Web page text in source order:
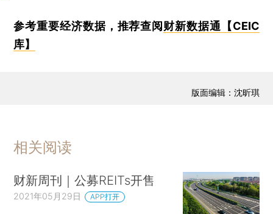
参考重要经济数据，推荐查阅 财新数据通【CEIC
库】
版面编辑：沈昕琪
相关阅读
财新周刊｜公募REITs开售
2021年05月29日 APP打开